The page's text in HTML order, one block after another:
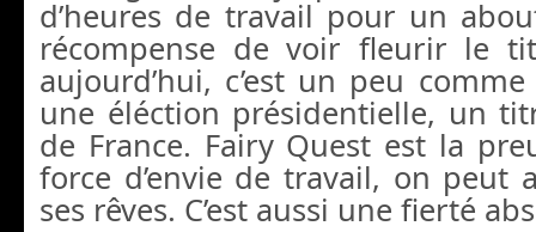
d’heures de travail pour un
récompense de voir fleurir le
aujourd’hui, c’est un peu
une éléction présidentielle, un
de France. Fairy Quest est la
force d’envie de travail, on peut
ses rêves. C’est aussi une fierté